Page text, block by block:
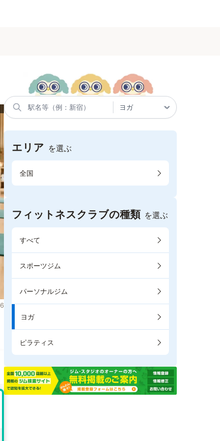
エリア を選ぶ
全国
フィットネスクラブの種類 を選ぶ
すべて
スポーツジム
パーソナルジム
ヨガ
ピラティス